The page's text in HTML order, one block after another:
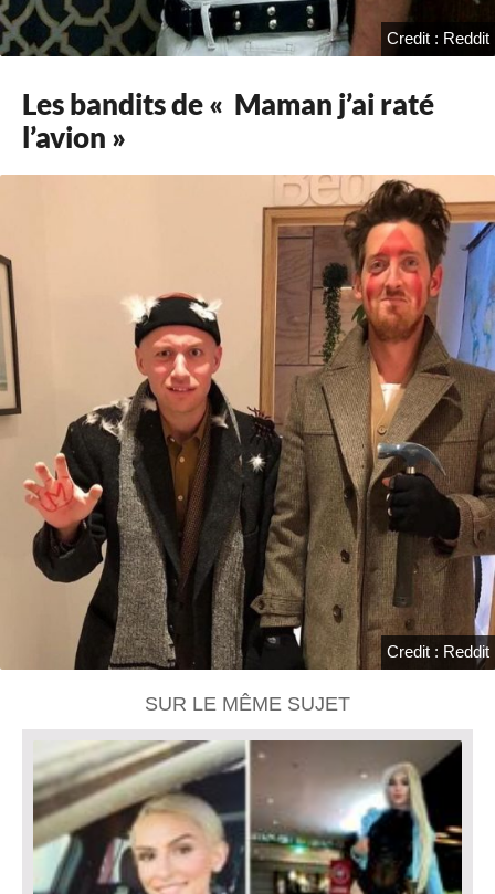
Credit : Reddit
Les bandits de « Maman j’ai raté
l’avion »
Credit : Reddit
SUR LE MÊME SUJET